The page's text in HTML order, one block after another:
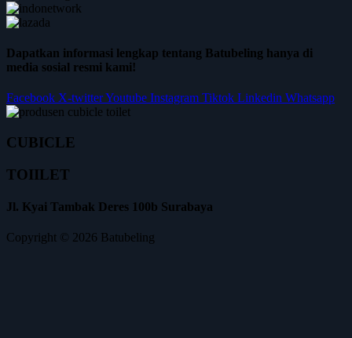
Dapatkan informasi lengkap tentang Batubeling hanya di
media sosial resmi kami!
Facebook X-twitterYoutube Instagram Tiktok Linkedin Whatsapp
CUBICLE
TOIILET
Jl. Kyai Tambak Deres 100b Surabaya
Copyright © 2026 Batubeling